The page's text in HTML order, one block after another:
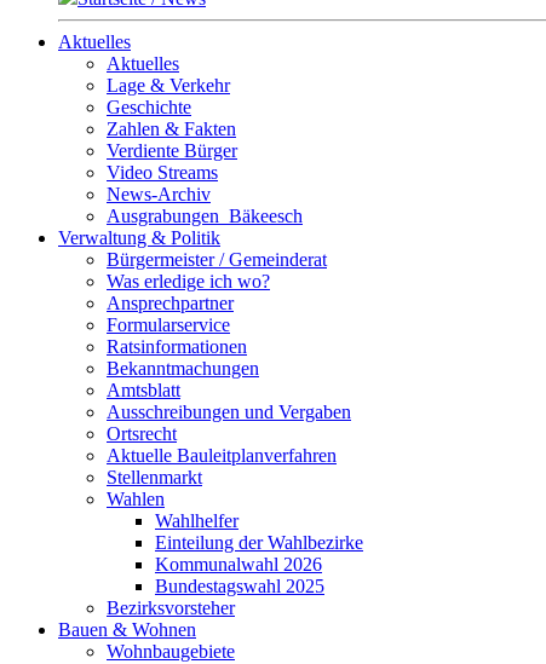
Aktuelles
Aktuelles
Lage & Verkehr
Geschichte
Zahlen & Fakten
Verdiente Bürger
Video Streams
News-Archiv
Ausgrabungen_Bäkeesch
Verwaltung & Politik
Bürgermeister / Gemeinderat
Was erledige ich wo?
Ansprechpartner
Formularservice
Ratsinformationen
Bekanntmachungen
Amtsblatt
Ausschreibungen und Vergaben
Ortsrecht
Aktuelle Bauleitplanverfahren
Stellenmarkt
Wahlen
Wahlhelfer
Einteilung der Wahlbezirke
Kommunalwahl 2026
Bundestagswahl 2025
Bezirksvorsteher
Bauen & Wohnen
Wohnbaugebiete